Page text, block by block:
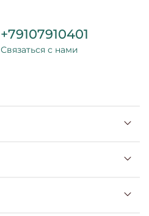
+79107910401
Связаться с нами